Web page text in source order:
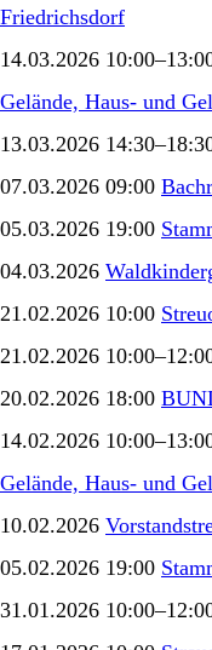
Friedrichsdorf
14.03.2026
Gelände, Haus- und
13.03.2026
07.03.2026 09:00
05.03.2026 19:00
04.03.2026
21.02.2026 10:00
21.02.2026
20.02.2026 18:00
14.02.2026
Gelände, Haus- und
10.02.2026
05.02.2026 19:00
31.01.2026